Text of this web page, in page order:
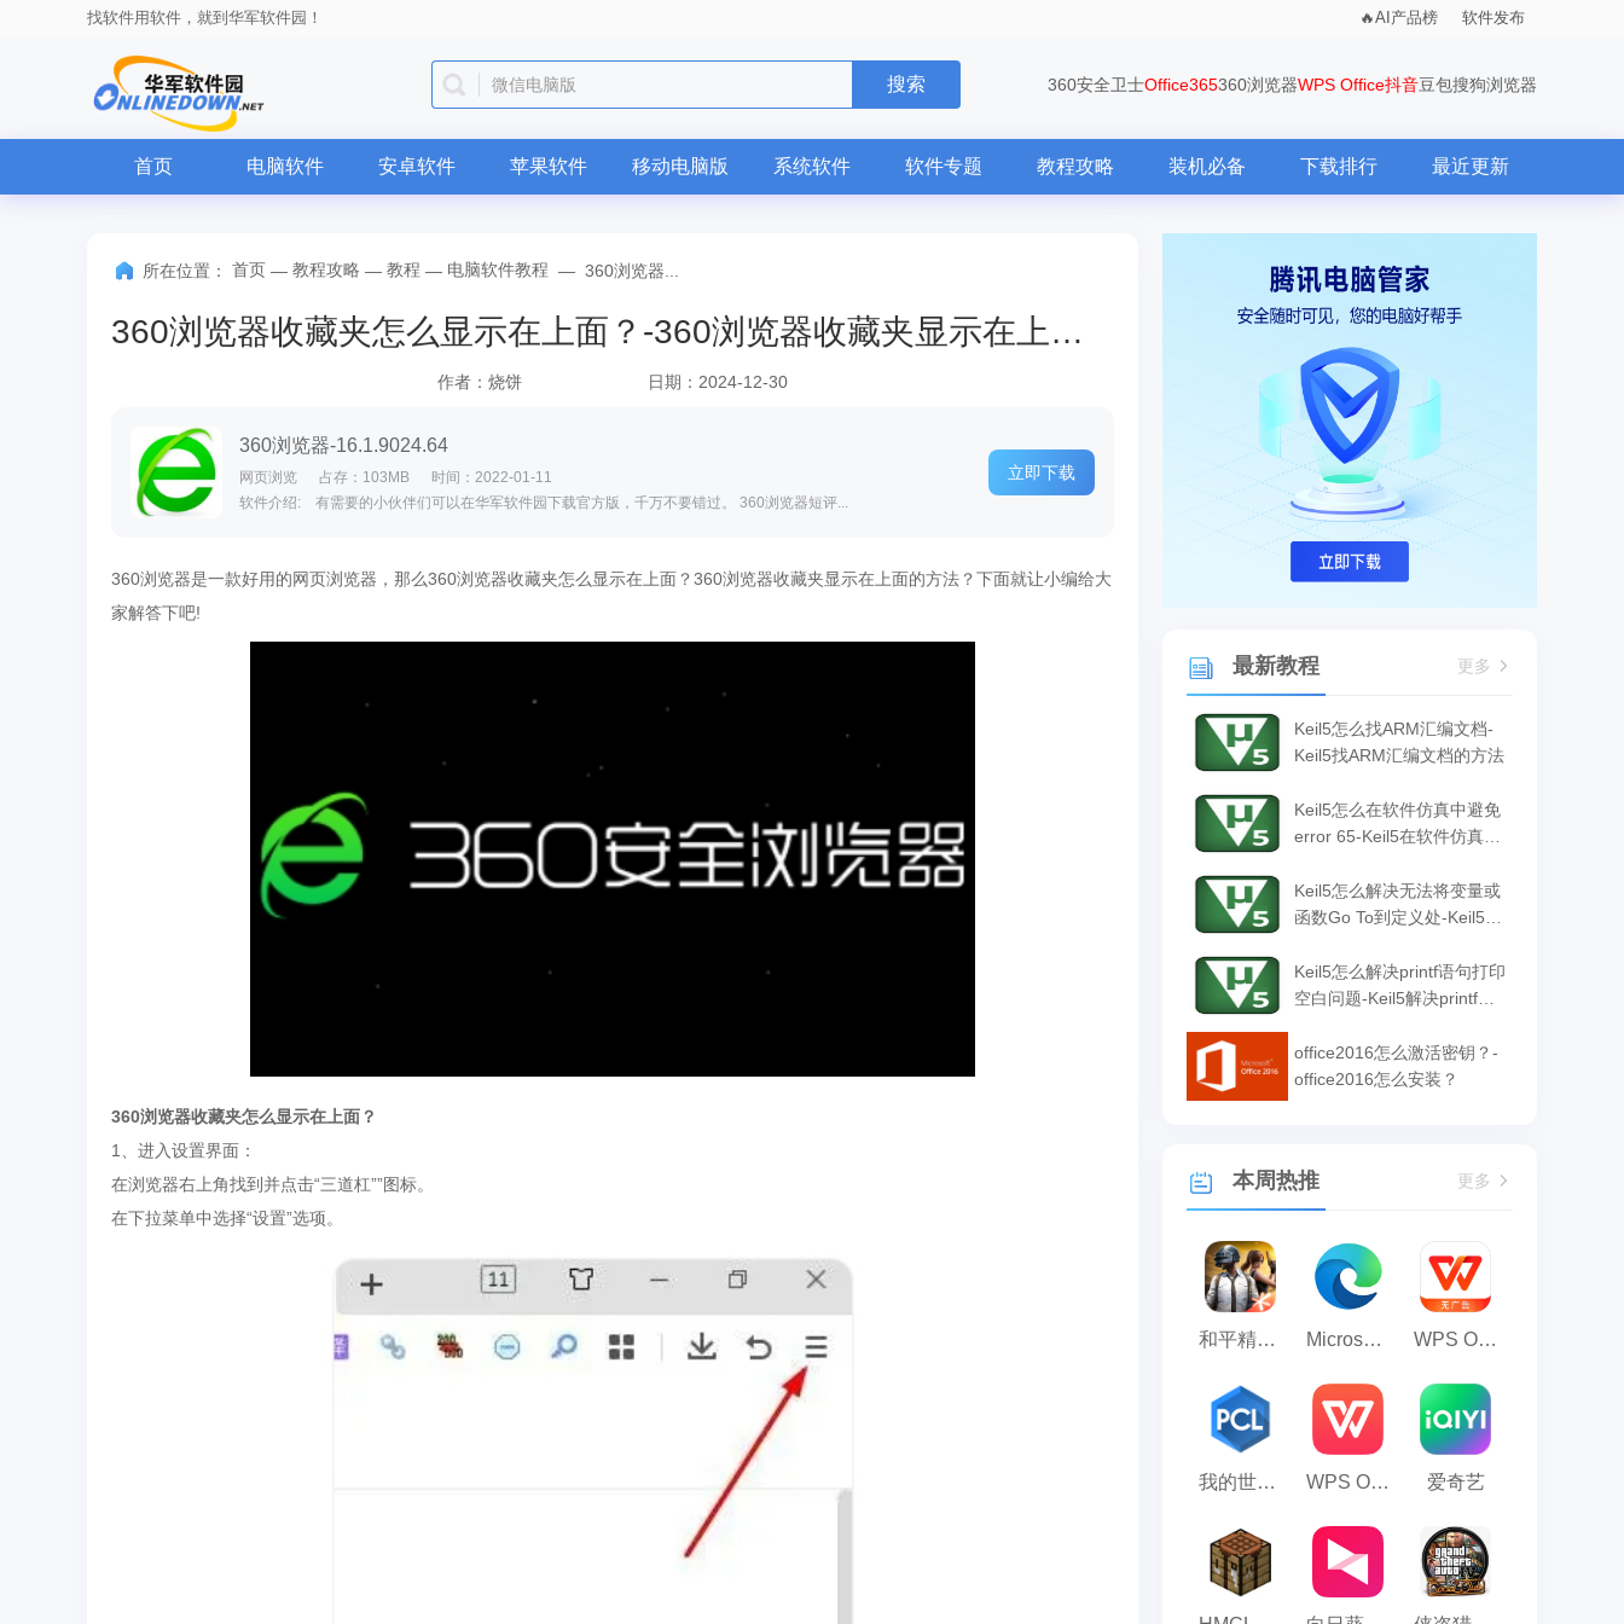
找软件用软件，就到华军软件园！ AI产品榜 软件发布
微信电脑版 搜索 360安全卫士Office365360浏览器WPS Office抖音豆包搜狗浏览器
首页 电脑软件 安卓软件 苹果软件 移动电脑版 系统软件 软件专题 教程攻略 装机必备 下载排行 最近更新
所在位置： 首页 — 教程攻略 — 教程 — 电脑软件教程 — 360浏览器...
360浏览器收藏夹怎么显示在上面？-360浏览器收藏夹显示在上面的方法
作者：烧饼 日期：2024-12-30
360浏览器-16.1.9024.64
网页浏览 占存：103MB
时间：2022-01-11
软件介绍: 有需要的小伙伴们可以在华军软件园下载官方版，千万不要错过。 360浏览器短评...
立即下载
360浏览器是一款好用的网页浏览器，那么360浏览器收藏夹怎么显示在上面？360浏览器收藏夹显示在上面的方法？下面就让小编给大
家解答下吧!
360浏览器收藏夹怎么显示在上面？
1、进入设置界面：
在浏览器右上角找到并点击“三道杠””图标。
在下拉菜单中选择“设置”选项。
最新教程 更多
Keil5怎么找ARM汇编文档-
Keil5找ARM汇编文档的方法
Keil5怎么在软件仿真中避免
error 65-Keil5在软件仿真中
Keil5怎么解决无法将变量或
函数Go To到定义处-Keil5解
到定义处的方法
Keil5怎么解决printf语句打印
空白问题-Keil5解决printf语
office2016怎么激活密钥？-
office2016怎么安装？
本周热推 更多
和平精英模拟器应用宝版 Microsoft Edge浏览器 WPS Office
我的世界PCL2启动器 WPS Office 2023 爱奇艺